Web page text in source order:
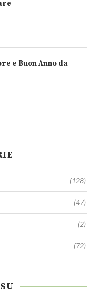
e Buon Anno da
(128)
(47)
(2)
(72)